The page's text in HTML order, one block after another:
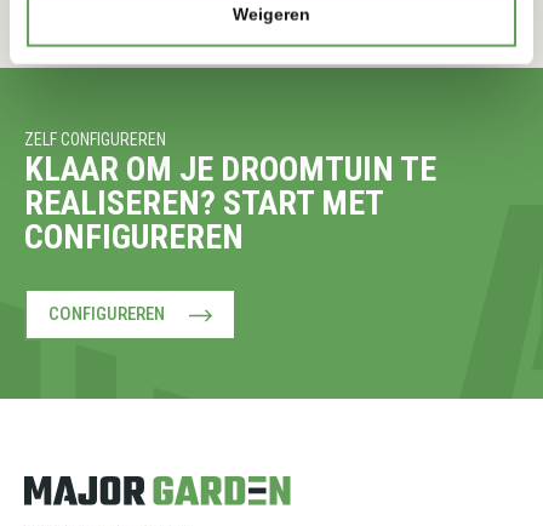
Weigeren
ZELF CONFIGUREREN
KLAAR OM JE DROOMTUIN TE
REALISEREN? START MET
CONFIGUREREN
CONFIGUREREN